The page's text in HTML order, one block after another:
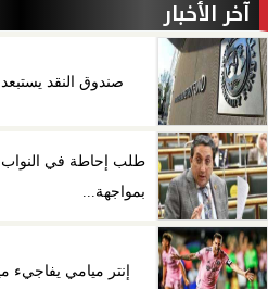
آخر الأخبار
صندوق النقد
طلب إحاطة في النواب
بمواجهة...
إنتر ميامي يفاجيء